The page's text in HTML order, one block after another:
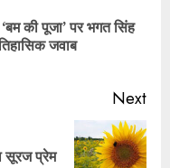
की पूजा’ पर भगत सिंह
जवाब
Next
सूरज प्रेम